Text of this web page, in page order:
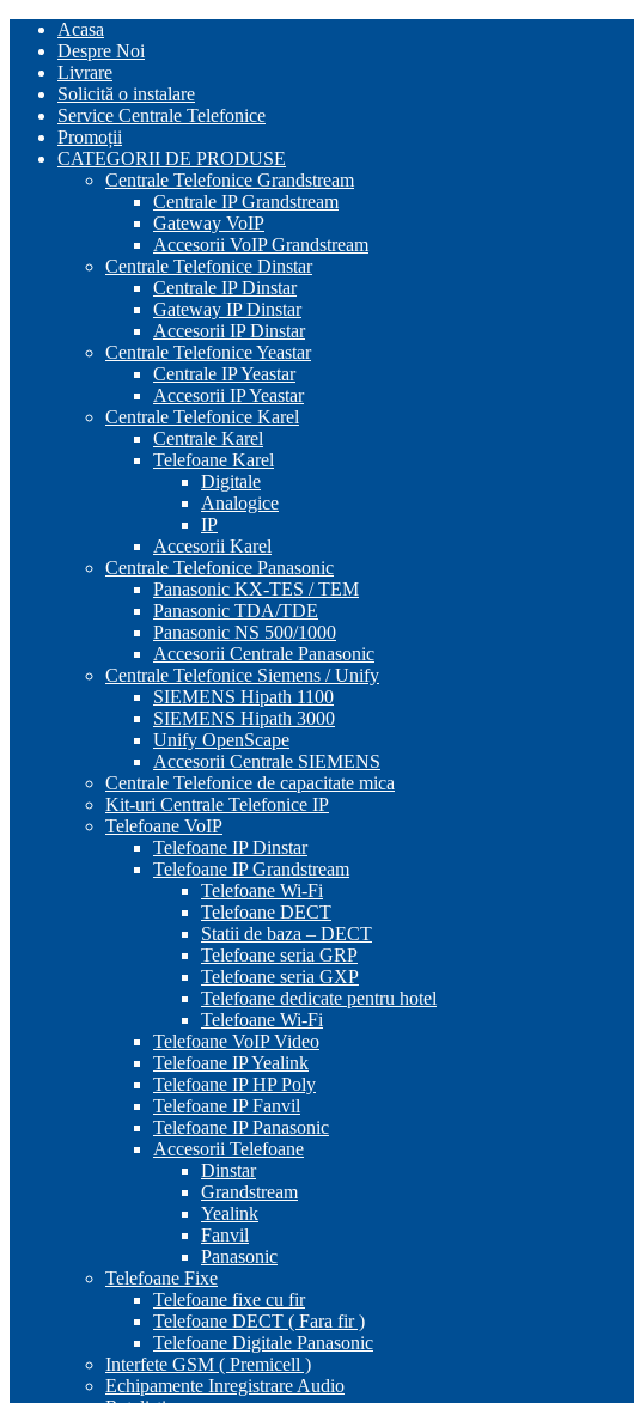
Skip
content
Acasa
Despre Noi
Livrare
Solicită o instalare
Service Centrale Telefonice
Promoții
CATEGORII DE PRODUSE
Centrale Telefonice Grandstream
Centrale IP Grandstream
Gateway VoIP
Accesorii VoIP Grandstream
Centrale Telefonice Dinstar
Centrale IP Dinstar
Gateway IP Dinstar
Accesorii IP Dinstar
Centrale Telefonice Yeastar
Centrale IP Yeastar
Accesorii IP Yeastar
Centrale Telefonice Karel
Centrale Karel
Telefoane Karel
Digitale
Analogice
IP
Accesorii Karel
Centrale Telefonice Panasonic
Panasonic KX-TES / TEM
Panasonic TDA/TDE
Panasonic NS 500/1000
Accesorii Centrale Panasonic
Centrale Telefonice Siemens / Unify
SIEMENS Hipath 1100
SIEMENS Hipath 3000
Unify OpenScape
Accesorii Centrale SIEMENS
Centrale Telefonice de capacitate mica
Kit-uri Centrale Telefonice IP
Telefoane VoIP
Telefoane IP Dinstar
Telefoane IP Grandstream
Telefoane Wi-Fi
Telefoane DECT
Statii de baza – DECT
Telefoane seria GRP
Telefoane seria GXP
Telefoane dedicate pentru hotel
Telefoane Wi-Fi
Telefoane VoIP Video
Telefoane IP Yealink
Telefoane IP HP Poly
Telefoane IP Fanvil
Telefoane IP Panasonic
Accesorii Telefoane
Dinstar
Grandstream
Yealink
Fanvil
Panasonic
Telefoane Fixe
Telefoane fixe cu fir
Telefoane DECT ( Fara fir )
Telefoane Digitale Panasonic
Interfete GSM ( Premicell )
Echipamente Inregistrare Audio